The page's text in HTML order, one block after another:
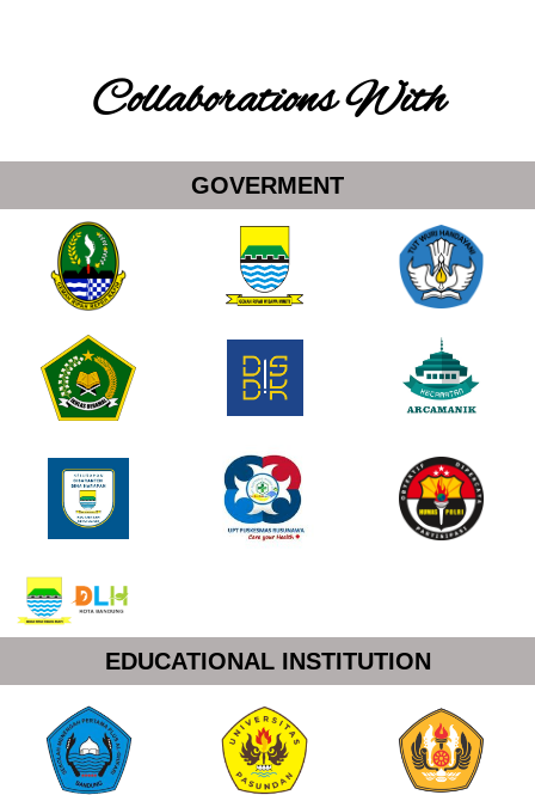
Collaborations With
GOVERMENT
EDUCATIONAL INSTITUTION